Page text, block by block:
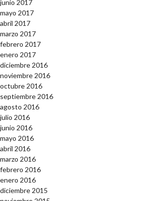
junio 2017
mayo 2017
abril 2017
marzo 2017
febrero 2017
enero 2017
diciembre 2016
noviembre 2016
octubre 2016
septiembre 2016
agosto 2016
julio 2016
junio 2016
mayo 2016
abril 2016
marzo 2016
febrero 2016
enero 2016
diciembre 2015